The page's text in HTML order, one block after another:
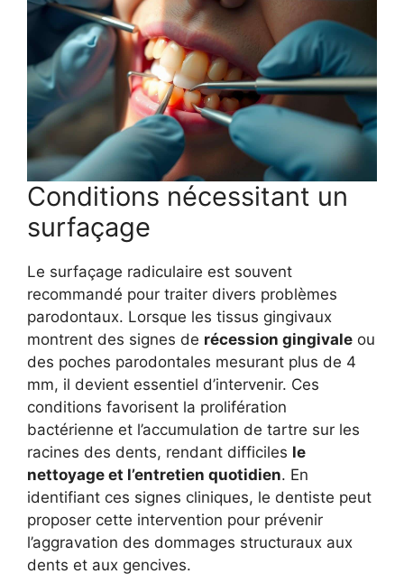
Conditions nécessitant un
surfaçage
Le surfaçage radiculaire est souvent
recommandé pour traiter divers problèmes
parodontaux. Lorsque les tissus gingivaux
montrent des signes de récession gingivale ou
des poches parodontales mesurant plus de 4
mm, il devient essentiel d’intervenir. Ces
conditions favorisent la prolifération
bactérienne et l’accumulation de tartre sur les
racines des dents, rendant difficiles le
nettoyage et l’entretien quotidien. En
identifiant ces signes cliniques, le dentiste peut
proposer cette intervention pour prévenir
l’aggravation des dommages structuraux aux
dents et aux gencives.